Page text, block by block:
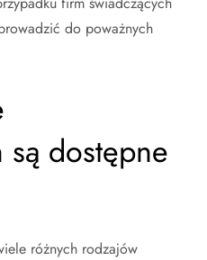
do poważnych
dostępne
różnych rodzajów